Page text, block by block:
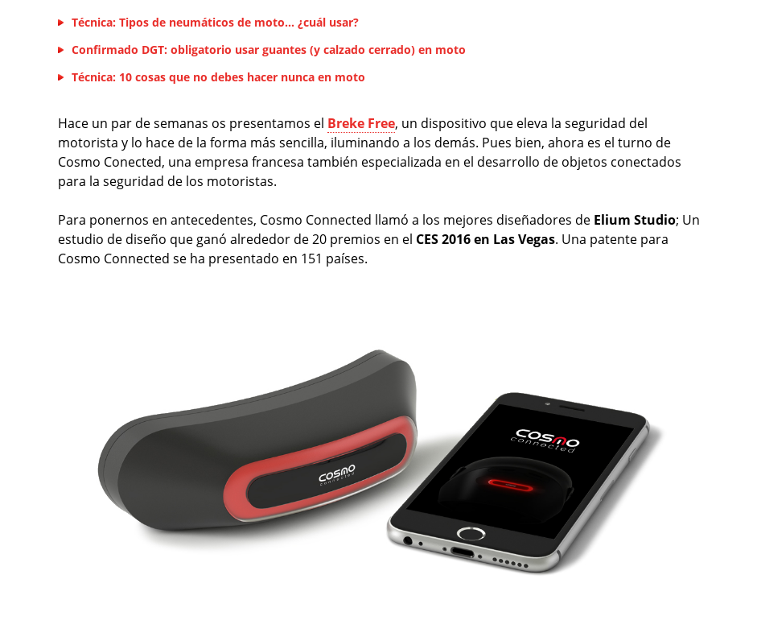
Técnica: Tipos de neumáticos de moto... ¿cuál usar?
Confirmado DGT: obligatorio usar guantes (y calzado cerrado) en moto
Técnica: 10 cosas que no debes hacer nunca en moto
Hace un par de semanas os presentamos el Breke Free, un dispositivo que eleva la seguridad del
motorista y lo hace de la forma más sencilla, iluminando a los demás. Pues bien, ahora es el turno de
Cosmo Conected, una empresa francesa también especializada en el desarrollo de objetos conectados
para la seguridad de los motoristas.
Para ponernos en antecedentes, Cosmo Connected llamó a los mejores diseñadores de Elium Studio; Un
estudio de diseño que ganó alrededor de 20 premios en el CES 2016 en Las Vegas. Una patente para
Cosmo Connected se ha presentado en 151 países.